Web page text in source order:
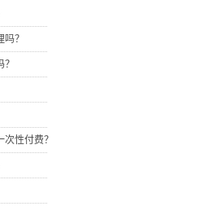
？
性付费？